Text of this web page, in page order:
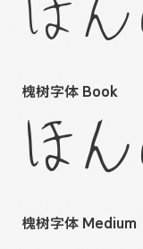
ほ
槐树字体 Book
ほ
槐树字体 Medium